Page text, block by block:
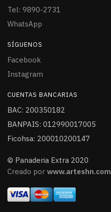
Tel: 9890-2731
WhatsApp
SÍGUENOS
Facebook
Instagram
CUENTAS BANCARIAS
BAC: 200350182
BANPAIS: 012990017005
Ficohsa: 200010200147
© Panaderia Extra 2020
Creado por www.arteshn.com